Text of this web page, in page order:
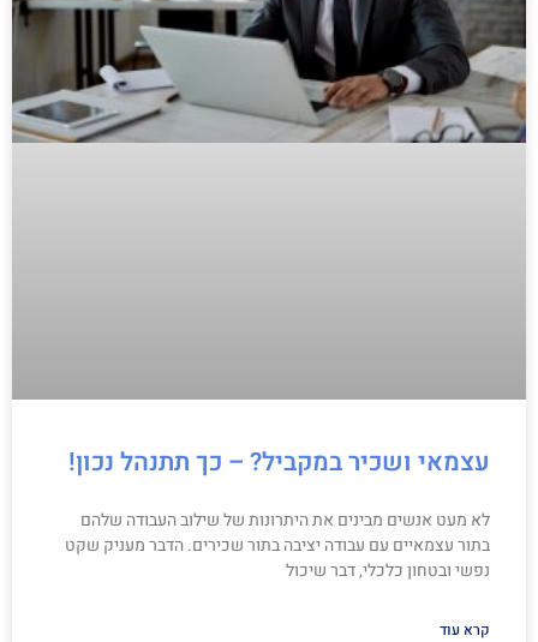
עצמאי ושכיר במקביל? – כך תתנהל נכון!
לא מעט אנשים מבינים את היתרונות של שילוב העבודה שלהם
בתור עצמאיים עם עבודה יציבה בתור שכירים. הדבר מעניק שקט
נפשי ובטחון כלכלי, דבר שיכול
קרא עוד